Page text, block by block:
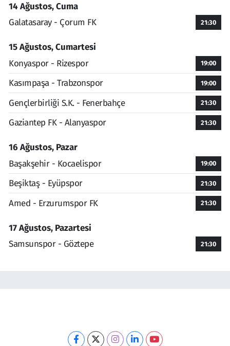
14 Ağustos, Cuma
Galatasaray - Çorum FK
21:30
15 Ağustos, Cumartesi
Konyaspor - Rizespor
19:00
Kasımpaşa - Trabzonspor 19:00
Gençlerbirliği S.K. - Fenerbahçe 21:30
Gaziantep FK - Alanyaspor 21:30
16 Ağustos, Pazar
Başakşehir - Kocaelispor
19:00
Beşiktaş - Eyüpspor 21:30
Amed - Erzurumspor FK 21:30
17 Ağustos, Pazartesi
Samsunspor - Göztepe
21:30